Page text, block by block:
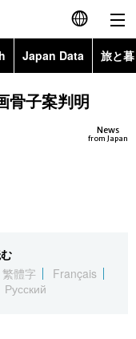
English
简体字
Japan Data 旅と
Topics
Images
骨子案判明
News
from Japan
繁體字
Français
Русский